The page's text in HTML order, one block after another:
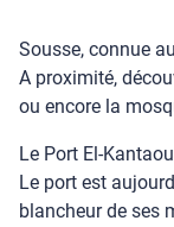
Sousse, connue
A proximité,
ou encore la
Le Port El-
Le port est
blancheur de ses